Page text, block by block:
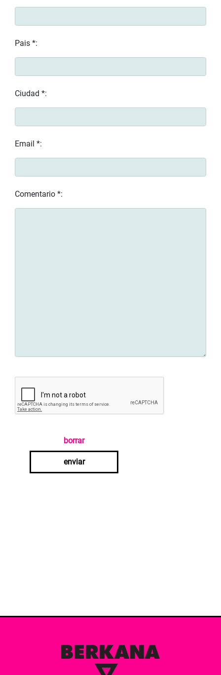
Pais *:
Ciudad *:
Email *:
Comentario *:
borrar
enviar